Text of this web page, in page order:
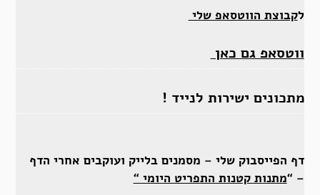
לקבוצת הווטסאפ שלי
ווטסאפ גם כאן
מתכונים ישירות לנייד !
דף הפייסבוק שלי – מסמנים בלייק ועוקבים אחרי הדף
– “מתנות קטנות התפריט היומי “